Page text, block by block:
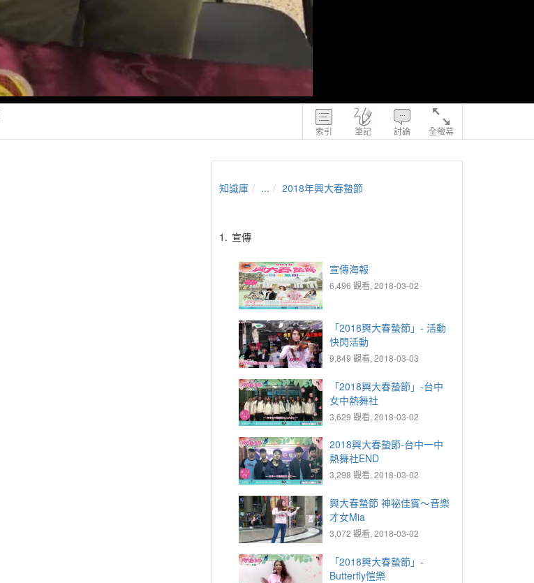
索引 筆記 討論 全螢幕
知識庫 ... 2018年興大春蟄節
1. 宣傳
宣傳海報
6,496 觀看, 2018-03-02
「2018興大春蟄節」- 活動
快閃活動
9,849 觀看, 2018-03-03
「2018興大春蟄節」-台中
女中熱舞社
3,629 觀看, 2018-03-02
2018興大春蟄節-台中一中
熱舞社END
3,298 觀看, 2018-03-02
興大春蟄節 神祕佳賓～音樂
才女Mia
3,072 觀看, 2018-03-02
「2018興大春蟄節」-
Butterfly愷樂